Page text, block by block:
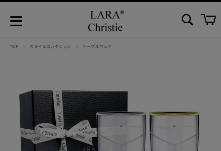
TOP スタイルコレクション テーブルウェア